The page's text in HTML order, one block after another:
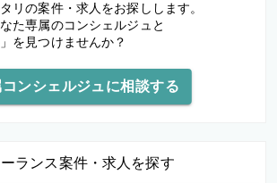
リの案件・求人をお探しします。
た専属のコンシェルジュと
を見つけませんか？
ンシェルジュに相談する
ランス案件・求人を探す